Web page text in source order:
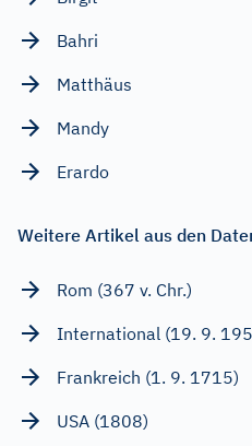
Bahri
Matthäus
Mandy
Erardo
Weitere Artikel aus den
Rom (367 v. Chr.)
International (19. 9.
Frankreich (1. 9. 1715)
USA (1808)